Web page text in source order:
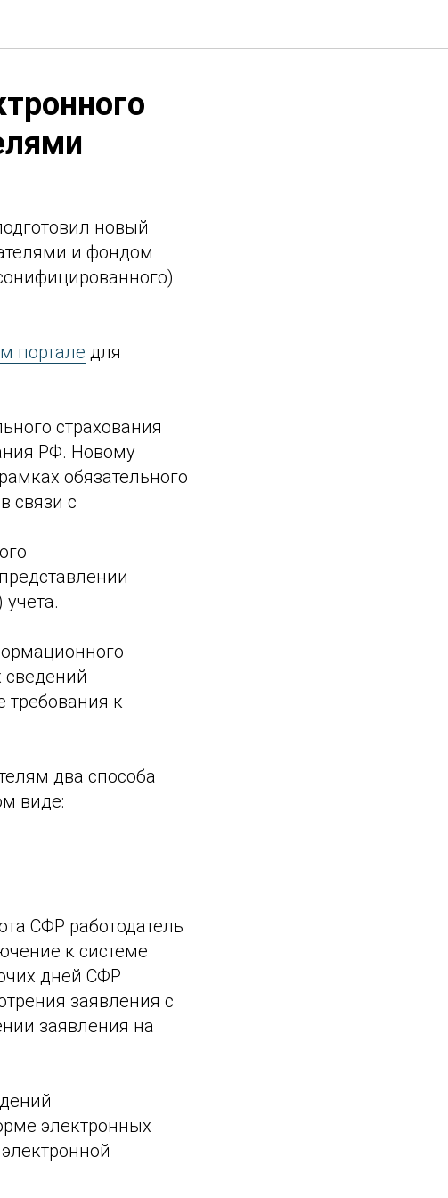
новый
и фондом
портале для
страхования
РФ. Новому
обязательного
связи с
сведений
требования к
два способа
виде:
СФР работодатель
к системе
дней СФР
заявления с
заявления на
электронных